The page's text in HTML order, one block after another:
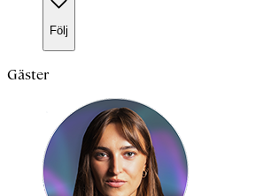
Följ
Gäster